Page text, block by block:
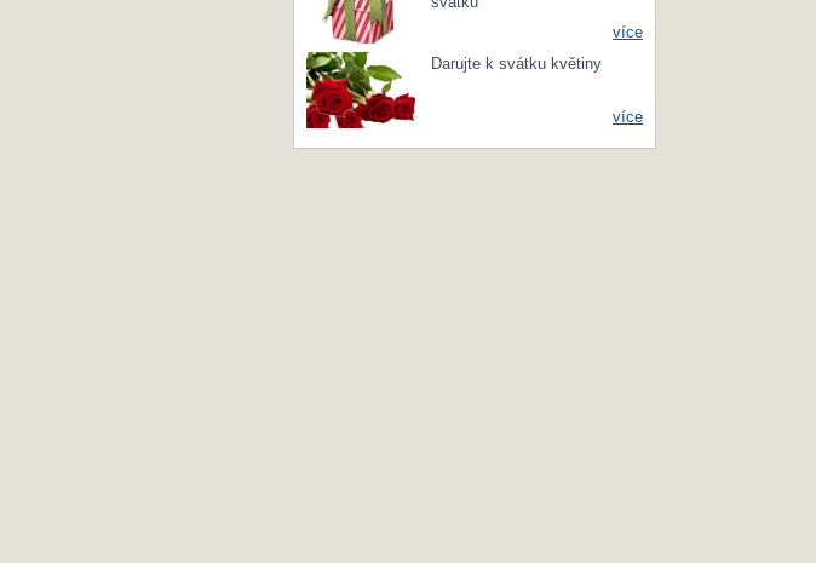
více
Darujte k svátku květiny
více